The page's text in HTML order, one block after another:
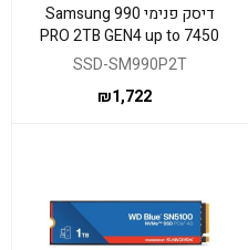
דיסק פנימי Samsung 990
PRO 2TB GEN4 up to 7450
read 6900 Write
SSD-SM990P2T
₪1,722